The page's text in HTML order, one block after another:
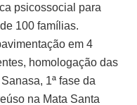
psicossocial para
100 famílias.
em 4
homologação das
1ª fase da
na Mata Santa